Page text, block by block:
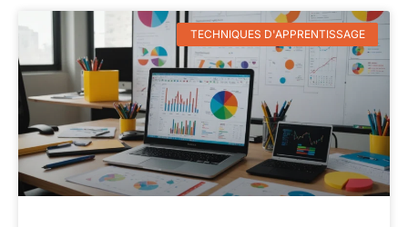
TECHNIQUES D'APPRENTISSAGE